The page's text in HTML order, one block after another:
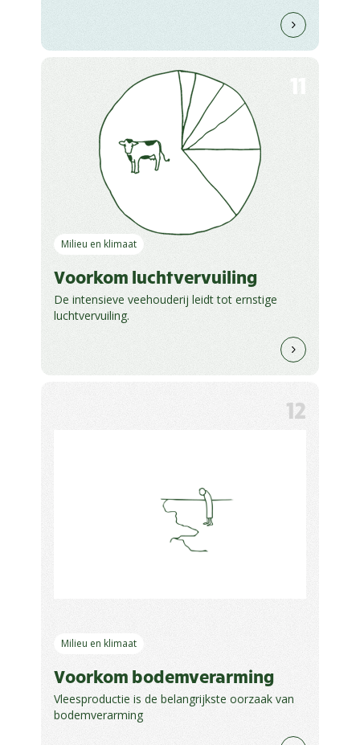
Milieu en klimaat
11
Voorkom luchtvervuiling
De intensieve veehouderij leidt tot ernstige
luchtvervuiling.
Milieu en klimaat
12
Voorkom bodemverarming
Vleesproductie is de belangrijkste oorzaak van
bodemverarming